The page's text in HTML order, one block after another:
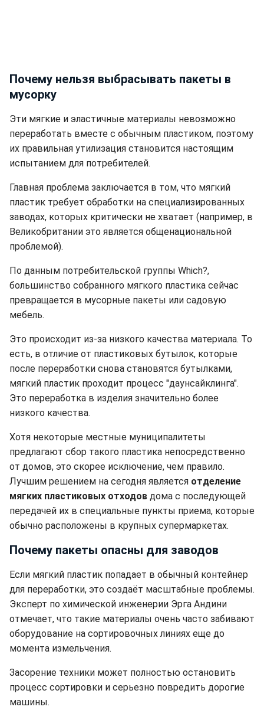
Почему нельзя выбрасывать пакеты в
мусорку
Эти мягкие и эластичные материалы невозможно
переработать вместе с обычным пластиком, поэтому
их правильная утилизация становится настоящим
испытанием для потребителей.
Главная проблема заключается в том, что мягкий
пластик требует обработки на специализированных
заводах, которых критически не хватает (например, в
Великобритании это является общенациональной
проблемой).
По данным потребительской группы Which?,
большинство собранного мягкого пластика сейчас
превращается в мусорные пакеты или садовую
мебель.
Это происходит из-за низкого качества материала. То
есть, в отличие от пластиковых бутылок, которые
после переработки снова становятся бутылками,
мягкий пластик проходит процесс "даунсайклинга".
Это переработка в изделия значительно более
низкого качества.
Хотя некоторые местные муниципалитеты
предлагают сбор такого пластика непосредственно
от домов, это скорее исключение, чем правило.
Лучшим решением на сегодня является отделение
мягких пластиковых отходов дома с последующей
передачей их в специальные пункты приема, которые
обычно расположены в крупных супермаркетах.
Почему пакеты опасны для заводов
Если мягкий пластик попадает в обычный контейнер
для переработки, это создаёт масштабные проблемы.
Эксперт по химической инженерии Эрга Андини
отмечает, что такие материалы очень часто забивают
оборудование на сортировочных линиях еще до
момента измельчения.
Засорение техники может полностью остановить
процесс сортировки и серьезно повредить дорогие
машины.